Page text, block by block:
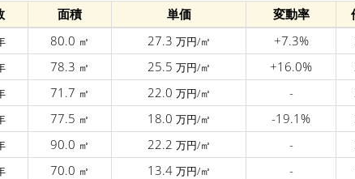
面積 単価 変動率
80.0 ㎡ 27.3 万円/㎡ +7.3%
78.3 ㎡ 25.5 万円/㎡ +16.0%
71.7 ㎡ 22.0 万円/㎡ -
77.5 ㎡ 18.0 万円/㎡ -19.1%
90.0 ㎡ 22.2 万円/㎡ -
70.0 ㎡ 13.4 万円/㎡ -